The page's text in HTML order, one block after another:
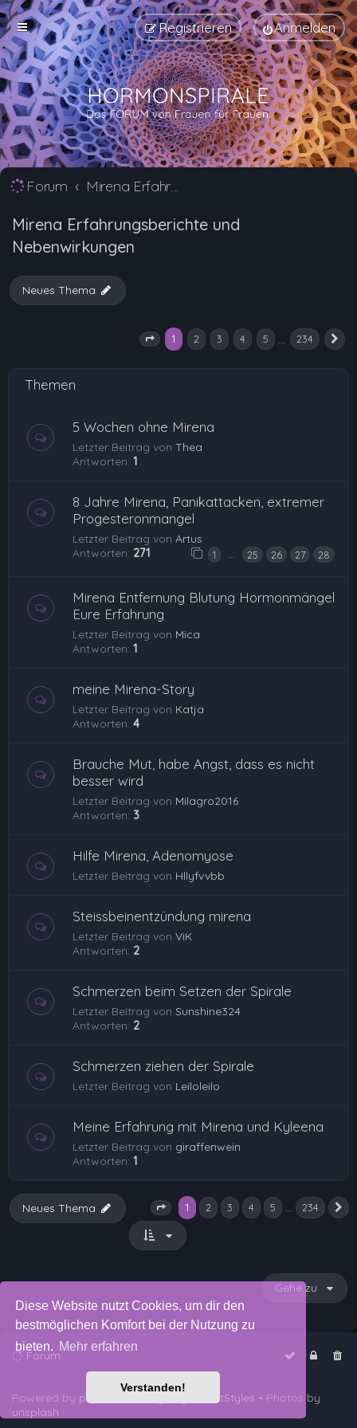
Diese Website nutzt Cookies, um dir den
bestmöglichen Komfort bei der Nutzung zu
bieten. Mehr erfahren
Verstanden!
Anmelden
Registrieren
Forum Mirena Erfahrungsberichte und Nebenwirkungen
Mirena Erfahrungsberichte und
Nebenwirkungen
Neues Thema
Seite von 234
1 2 3 4 5 234
Themen
5 Wochen ohne Mirena
Letzter Beitrag von Thea
Antworten: 1
8 Jahre Mirena, Panikattacken, extremer
Progesteronmangel
Letzter Beitrag von Artus
Antworten: 271 1 … 25 26 27 28
Mirena Entfernung Blutung Hormonmängel
Eure Erfahrung
Letzter Beitrag von Mica
Antworten: 1
meine Mirena-Story
Letzter Beitrag von Katja
Antworten: 4
Brauche Mut, habe Angst, dass es nicht
besser wird
Letzter Beitrag von Milagro2016
Antworten: 3
Hilfe Mirena, Adenomyose
Letzter Beitrag von Hllyfvvbb
Steissbeinentzündung mirena
Letzter Beitrag von ViK
Antworten: 2
Schmerzen beim Setzen der Spirale
Letzter Beitrag von Sunshine324
Antworten: 2
Schmerzen ziehen der Spirale
Letzter Beitrag von Leiloleilo
Meine Erfahrung mit Mirena und Kyleena
Letzter Beitrag von giraffenwein
Antworten: 1
Seite 1 von 234
1 2 3 4 5 … 234
Neues Thema
Gehe zu
Forum
Powered by phpBB PlanetStyles • Photos by
unsplash